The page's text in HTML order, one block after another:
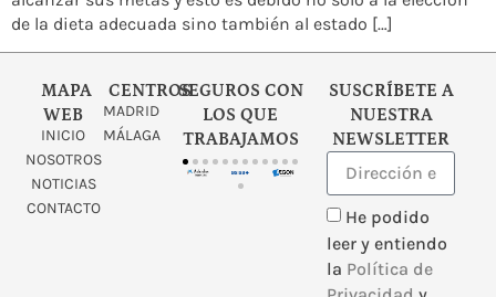
de la dieta adecuada sino también al estado […]
MAPA
WEB
INICIO
NOSOTROS
NOTICIAS
CONTACTO
CENTROS
MADRID
MÁLAGA
SEGUROS CON
LOS QUE
TRABAJAMOS
SUSCRÍBETE A
NUESTRA
NEWSLETTER
He podido
leer y entiendo
la Política de